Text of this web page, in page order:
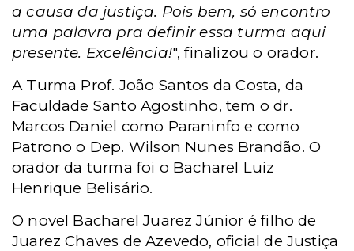
a causa da justiça. Pois bem, só encontro
uma palavra pra definir essa turma aqui
presente. Excelência!", finalizou o orador.
A Turma Prof. João Santos da Costa, da
Faculdade Santo Agostinho, tem o dr.
Marcos Daniel como Paraninfo e como
Patrono o Dep. Wilson Nunes Brandão. O
orador da turma foi o Bacharel Luiz
Henrique Belisário.
O novel Bacharel Juarez Júnior é filho de
Juarez Chaves de Azevedo, oficial de Justiça